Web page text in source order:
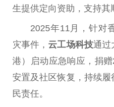
生提供定向资助，支持其
2025年11月，针对
灾事件， 云工场科技通过
港 ）启动应急响应，捐
安置及社区恢复，持续
民责任。